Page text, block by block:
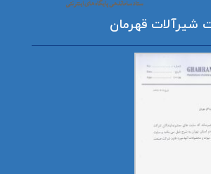
شیرآلات قهرمان